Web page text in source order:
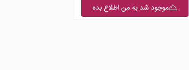
موجود شد به من اطلاع بده